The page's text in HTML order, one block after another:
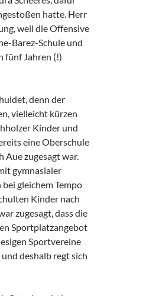
hatte. Herr
weil die Offensive
Barez-Schule und
fünf Jahren (!)
denn der
vielleicht kürzen
Kinder und
eine Oberschule
Aue zugesagt war.
gymnasialer
gleichem Tempo
Kinder nach
zugesagt, dass die
Sportplatzangebot
Sportvereine
deshalb regt sich